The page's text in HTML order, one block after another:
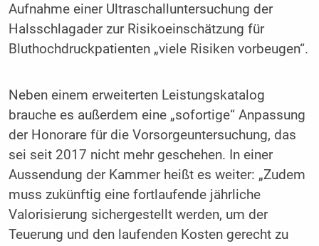
Aufnahme einer Ultraschalluntersuchung der
Halsschlagader zur Risikoeinschätzung für
Bluthochdruckpatienten „viele Risiken vorbeugen“.
Neben einem erweiterten Leistungskatalog
brauche es außerdem eine „sofortige“ Anpassung
der Honorare für die Vorsorgeuntersuchung, das
sei seit 2017 nicht mehr geschehen. In einer
Aussendung der Kammer heißt es weiter: „Zudem
muss zukünftig eine fortlaufende jährliche
Valorisierung sichergestellt werden, um der
Teuerung und den laufenden Kosten gerecht zu